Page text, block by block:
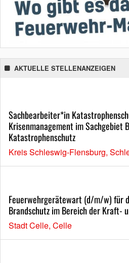
AKTUELLE STELLENANZEIGEN
Sachbearbeiter*in
Krisenmanagement im Sachgebiet
Katastrophenschutz
Kreis Schleswig-Flensburg,
Feuerwehrgerätewart (d/m/w) für
Brandschutz im Bereich der Kraft-
Stadt Celle, Celle